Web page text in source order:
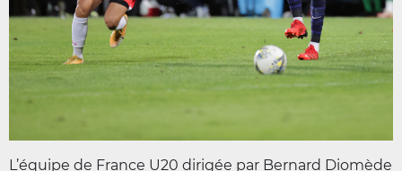
L’équipe de France U20 dirigée par Bernard Diomède